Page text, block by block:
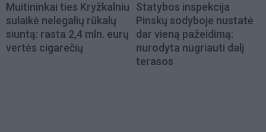
Muitininkai ties Kryžkalniu
sulaikė nelegalių rūkalų
siuntą: rasta 2,4 mln. eurų
vertės cigarečių
Statybos inspekcija
Pinskų sodyboje nustatė
dar vieną pažeidimą:
nurodyta nugriauti dalį
terasos